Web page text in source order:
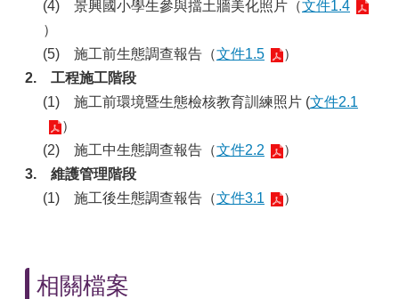
(4)
景興國小學生參與擋土牆美化照片（文件1.4
）
(5)
施工前生態調查報告（文件1.5
）
2.
工程施工階段
(1)
施工前環境暨生態檢核教育訓練照片 (文件2.1
）
(2)
施工中生態調查報告（文件2.2
）
3.
維護管理階段
(1)
施工後生態調查報告（文件3.1 ）
相關檔案